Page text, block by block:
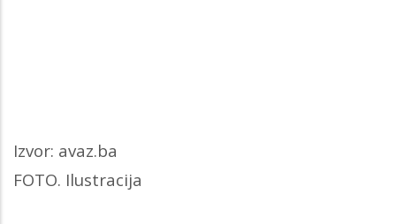
Izvor: avaz.ba
FOTO. Ilustracija